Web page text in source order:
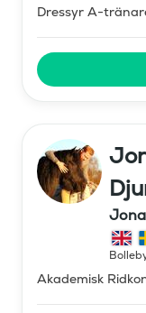
Dressyr A-
Akademisk